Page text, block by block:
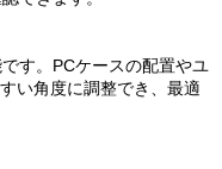
す。PCケースの配置やユ
い角度に調整でき、最適